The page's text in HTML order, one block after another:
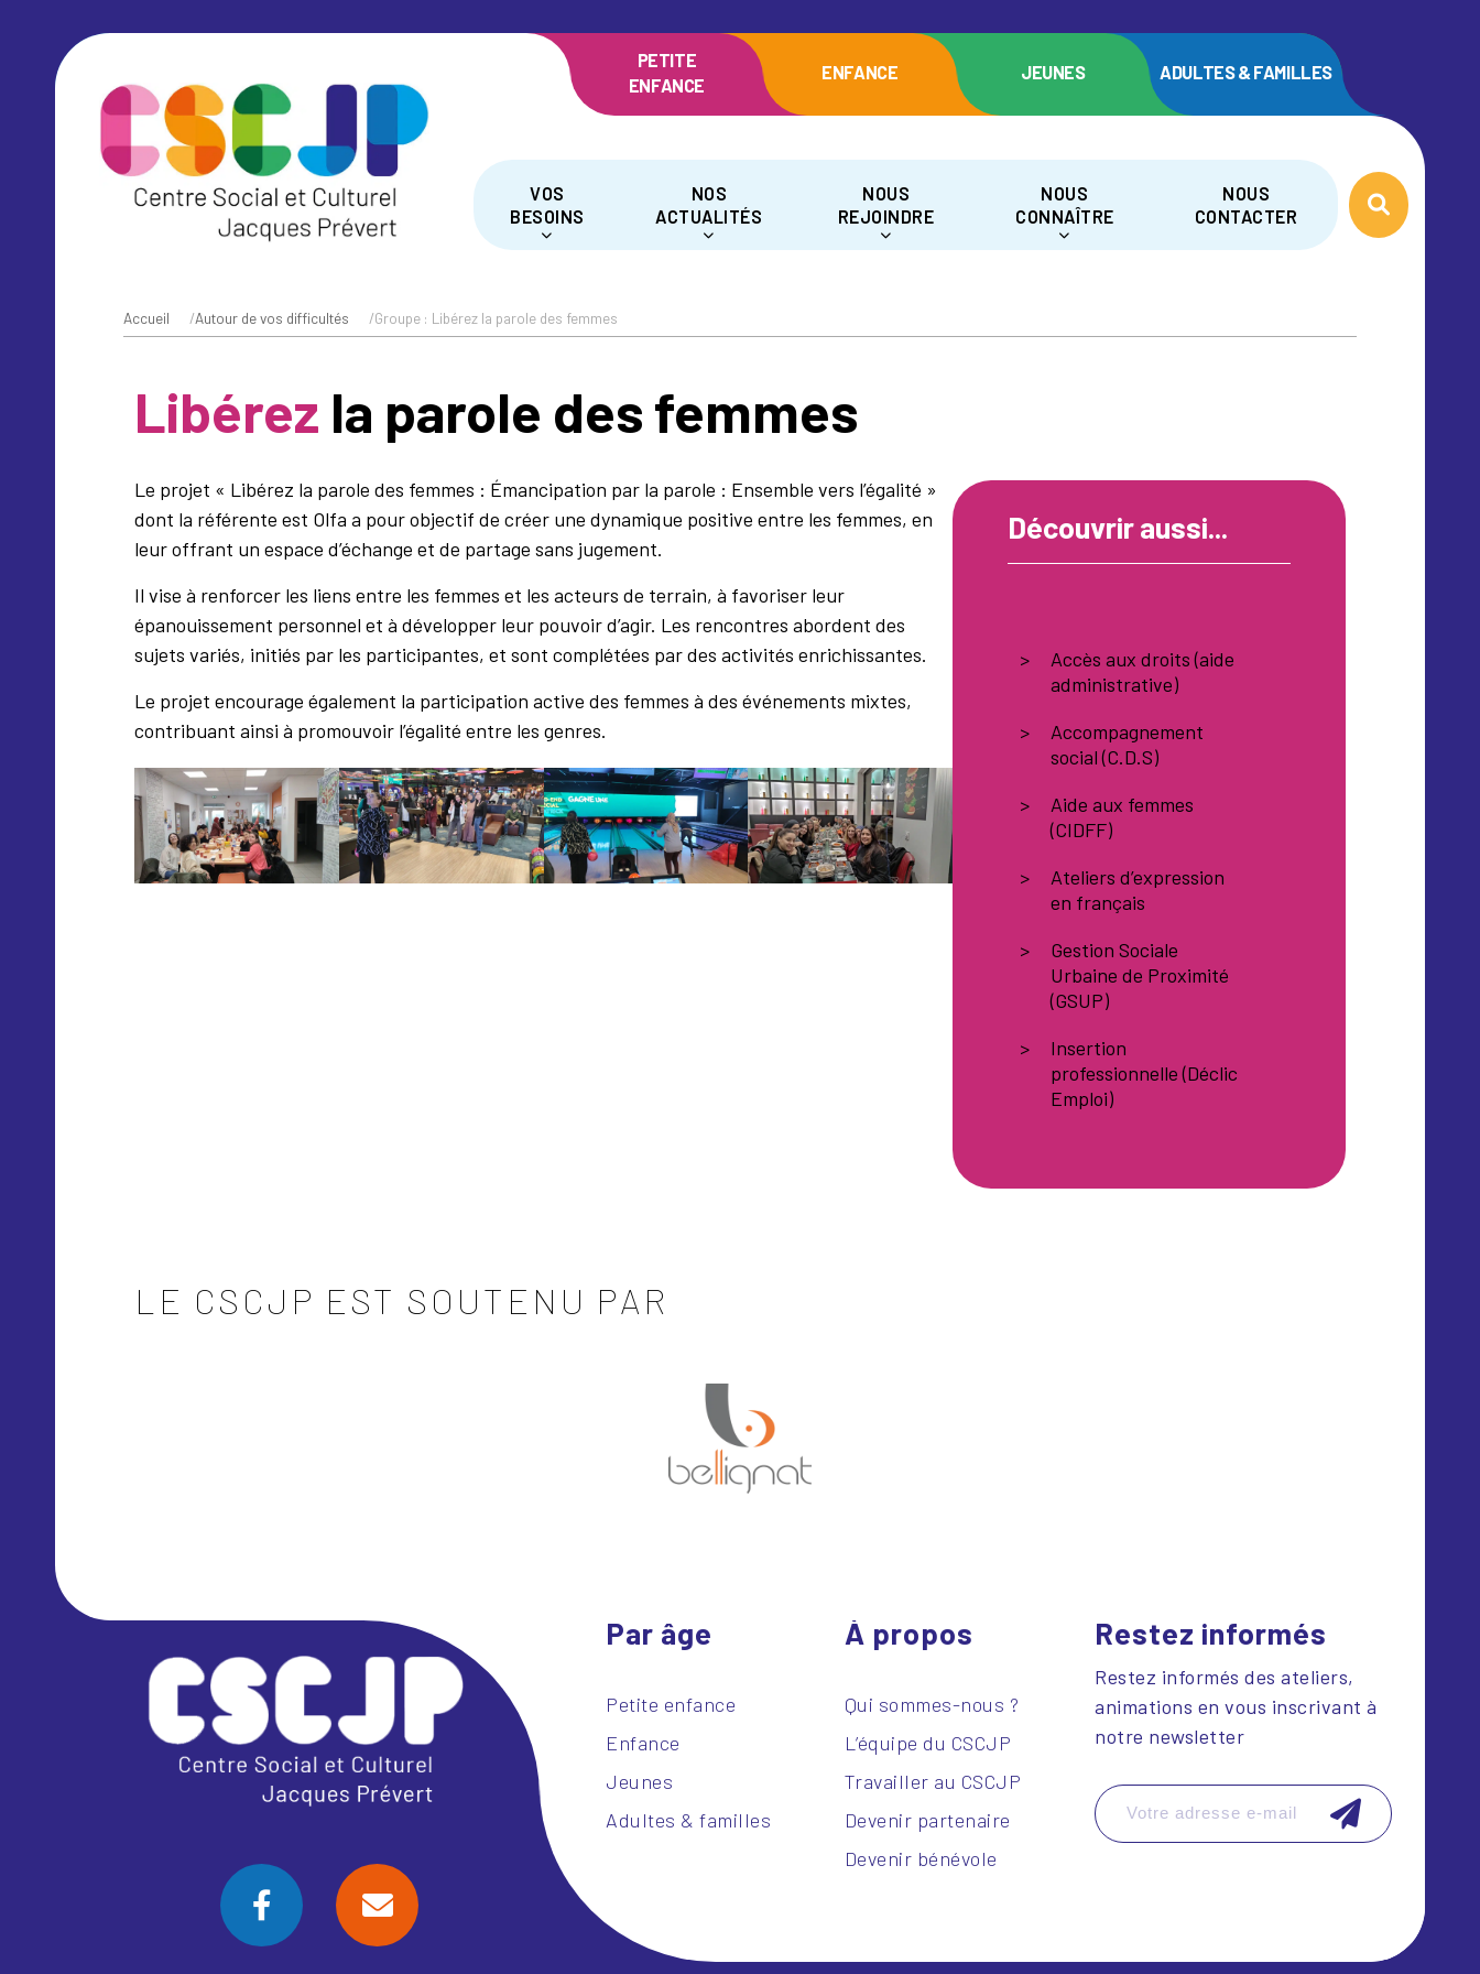
PETITE
ENFANCE
ENFANCE JEUNES ADULTES & FAMILLES
VOS
BESOINS
NOS
ACTUALITÉS
NOUS
REJOINDRE
NOUS
CONNAÎTRE
NOUS
CONTACTER
Accueil /Autour de vos difficultés /Groupe : Libérez la parole des femmes
Libérez la parole des femmes
Le projet « Libérez la parole des femmes : Émancipation par la parole : Ensemble vers l’égalité »
dont la référente est Olfa a pour objectif de créer une dynamique positive entre les femmes, en
leur offrant un espace d’échange et de partage sans jugement.
Il vise à renforcer les liens entre les femmes et les acteurs de terrain, à favoriser leur
épanouissement personnel et à développer leur pouvoir d’agir. Les rencontres abordent des
sujets variés, initiés par les participantes, et sont complétées par des activités enrichissantes.
Le projet encourage également la participation active des femmes à des événements mixtes,
contribuant ainsi à promouvoir l’égalité entre les genres.
Découvrir aussi...
Accès aux droits (aide
administrative)
Accompagnement
social (C.D.S)
Aide aux femmes
(CIDFF)
Ateliers d’expression
en français
Gestion Sociale
Urbaine de Proximité
(GSUP)
Insertion
professionnelle (Déclic
Emploi)
LE CSCJP EST SOUTENU PAR
Par âge
Petite enfance
Enfance
Jeunes
Adultes & familles
À propos
Qui sommes-nous ?
L’équipe du CSCJP
Travailler au CSCJP
Devenir partenaire
Devenir bénévole
Restez informés
Restez informés des ateliers,
animations en vous inscrivant à
notre newsletter